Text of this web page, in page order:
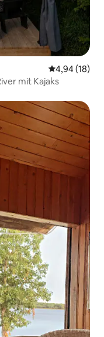
4,94 (18)
mit Kajaks